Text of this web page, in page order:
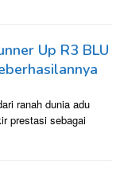
Up R3 BLU
ranah dunia adu
prestasi sebagai